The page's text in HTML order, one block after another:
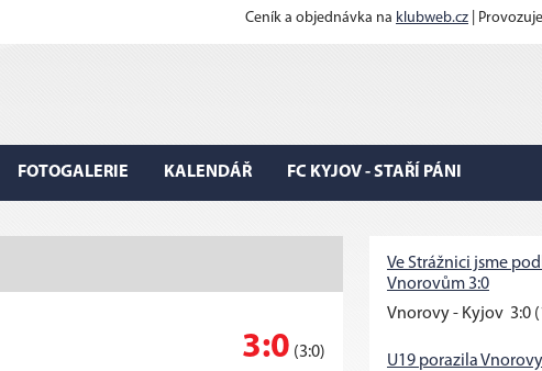
Ceník a objednávka na klubweb.cz | Provozuje
FOTOGALERIE KALENDÁŘ FC KYJOV - STAŘÍ PÁNI
3:0 (3:0)
Ve Strážnici jsme
Vnorovům 3:0
Vnorovy - Kyjov 3:0
U19 porazila